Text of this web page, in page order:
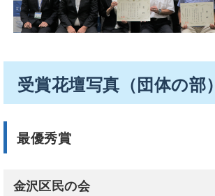
受賞花壇写真（団体の部）
最優秀賞
金沢区民の会